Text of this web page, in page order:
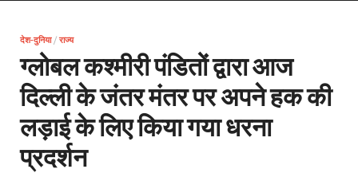
Bharat Tex 2026: टेक्सटाइल निवेश के प्रमुख गंतव्य के
Shri Ram Mandir: श्रीराम मंदिर चढ़ावा चोरी के
CM Yogi Barabanki Visit: मुख्यमंत्री योगी आदित्यनाथ
देश-दुनिया/ राज्य
ग्लोबल कश्मीरी पंडितों द्वारा आज
दिल्ली के जंतर मंतर पर अपने हक की
लड़ाई के लिए किया गया धरना
प्रदर्शन